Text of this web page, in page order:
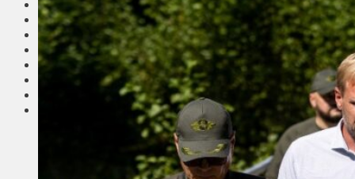
Соседи
Транспорт
Выбор читателей
Калейдоскоп
Армия
Сейм Литвы
Фоторепортаж
ЛК рекомендует